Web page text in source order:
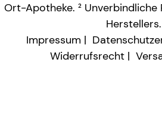
Ort-Apotheke. ² Unverbindliche
Herstellers.
Impressum
Widerrufsrecht